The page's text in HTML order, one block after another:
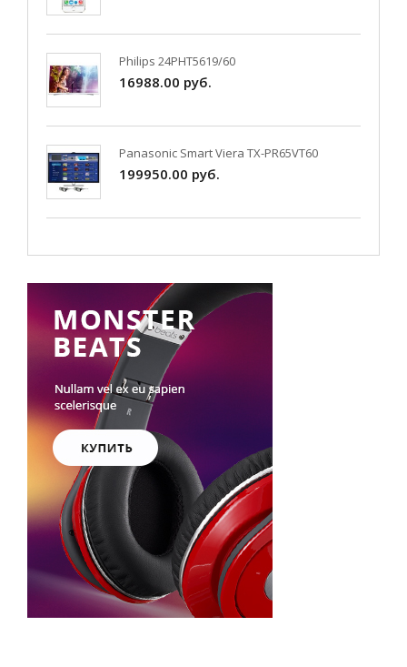
Philips 24PHT5619/60
16988.00 руб.
Panasonic Smart Viera TX-PR65VT60
199950.00 руб.